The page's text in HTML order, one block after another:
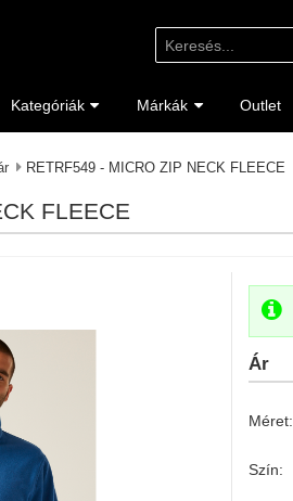
Kategóriák Márkák Outlet
RETRF549 - MICRO ZIP NECK FLEECE
FLEECE
Ár
Méret:
Szín: